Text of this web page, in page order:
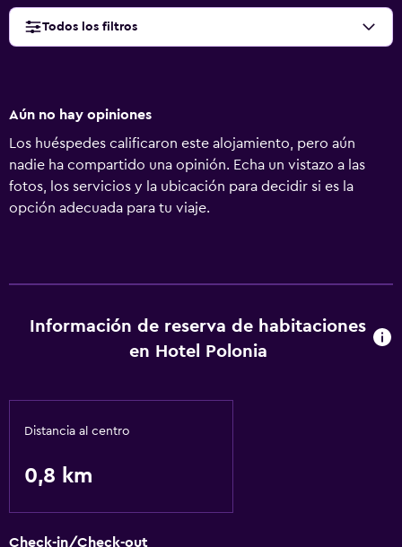
Todos los filtros
Aún no hay opiniones
Los huéspedes calificaron este alojamiento, pero aún
nadie ha compartido una opinión. Echa un vistazo a las
fotos, los servicios y la ubicación para decidir si es la
opción adecuada para tu viaje.
Información de reserva de habitaciones
en Hotel Polonia
Distancia al centro
0,8 km
Check-in/Check-out